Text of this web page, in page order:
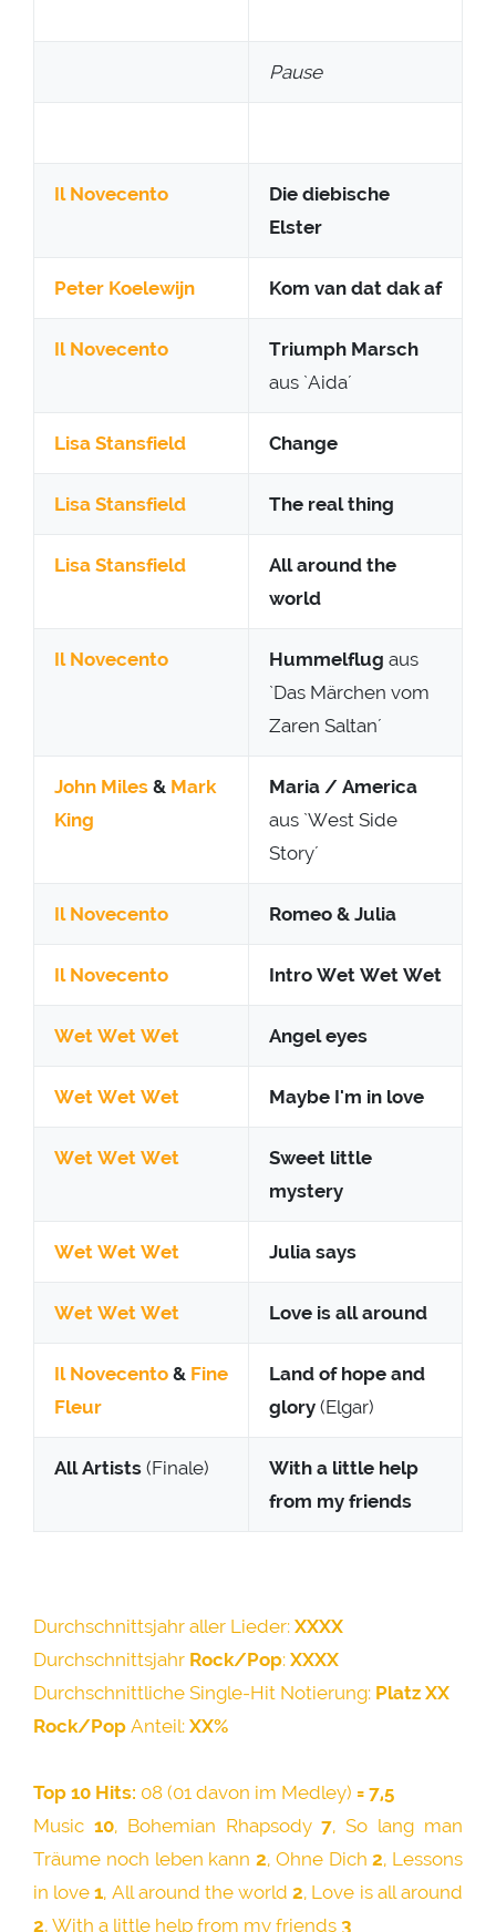
Pause
Il Novecento
Die diebische
Elster
Peter Koelewijn Kom van dat dak af
Il Novecento
Triumph Marsch
aus `Aida´
Lisa Stansfield Change
Lisa Stansfield The real thing
Lisa Stansfield
All around the
world
Il Novecento Hummelflug aus
`Das Märchen vom
Zaren Saltan´
John Miles & Mark
King
Maria / America
aus `West Side
Story´
Il Novecento Romeo & Julia
Il Novecento Intro Wet Wet Wet
Wet Wet Wet Angel eyes
Wet Wet Wet Maybe I'm in love
Wet Wet Wet
Sweet little
mystery
Wet Wet Wet Julia says
Wet Wet Wet Love is all around
Il Novecento & Fine
Fleur
Land of hope and
glory (Elgar)
All Artists (Finale)
With a little help
from my friends
Durchschnittsjahr aller Lieder: XXXX
Durchschnittsjahr Rock/Pop: XXXX
Durchschnittliche Single-Hit Notierung: Platz XX
Rock/Pop Anteil: XX%
Top 10 Hits: 08 (01 davon im Medley) = 7,5
Music 10, Bohemian Rhapsody7, So lang man
Träume noch leben kann 2, Ohne Dich2, Lessons
in love1, All around the world2, Love is all around
2, With a little help from my friends 3